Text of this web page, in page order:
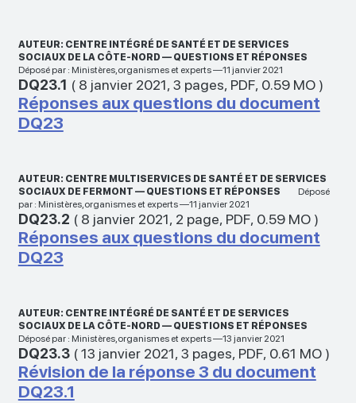
AUTEUR: CENTRE INTÉGRÉ DE SANTÉ ET DE SERVICES
SOCIAUX DE LA CÔTE-NORD — QUESTIONS ET RÉPONSES
Déposé par : Ministères,organismes et experts —11 janvier 2021
DQ23.1 ( 8 janvier 2021, 3 pages, PDF, 0.59 MO)
Réponses aux questions du document
DQ23
AUTEUR: CENTRE MULTISERVICES DE SANTÉ ET DE SERVICES
SOCIAUX DE FERMONT — QUESTIONS ET RÉPONSES
Déposé
par : Ministères,organismes et experts —11 janvier 2021
DQ23.2 ( 8 janvier 2021, 2 page, PDF, 0.59 MO)
Réponses aux questions du document
DQ23
AUTEUR: CENTRE INTÉGRÉ DE SANTÉ ET DE SERVICES
SOCIAUX DE LA CÔTE-NORD — QUESTIONS ET RÉPONSES
Déposé par : Ministères,organismes et experts —13 janvier 2021
DQ23.3(13 janvier 2021, 3 pages, PDF, 0.61 MO)
Révision de la réponse 3 du document
DQ23.1